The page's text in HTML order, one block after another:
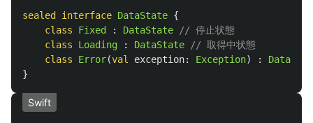
sealed interface DataState {
class
Fixed : DataState
// 停止状態
class
Loading : DataState
// 取得中状態
class
Error(val exception: Exception) :
}
Swift